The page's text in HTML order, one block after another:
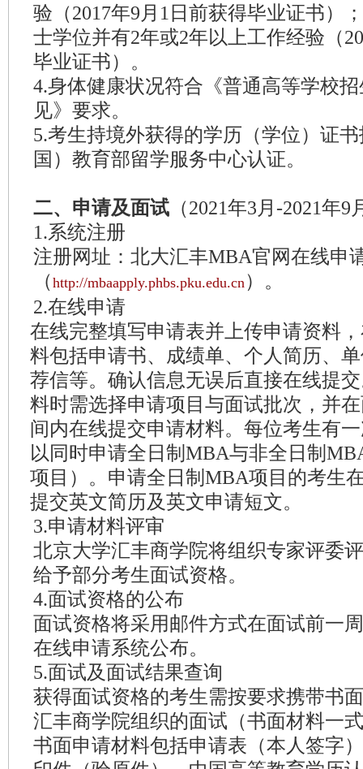
验（2017年9月1日前获得毕业证书）
士学位并有2年或2年以上工作经验（
毕业证书）。
4.身体健康状况符合《普通高等学校
见》要求。
5.考生持境外获得的学历（学位）证
国）教育部留学服务中心认证。
二、申请及面试 （2021年3月-2021年9
1.系统注册
注册网址：北大汇丰MBA官网在线申
（http://mbaapply.phbs.pku.edu.cn ）。
2.在线申请
在线完整填写申请表并上传申请资料
料包括申请书、成绩单、个人简历、
荐信等。确认信息无误后直接在线提
料时需选择申请项目与面试批次，并
间内在线提交申请材料。每位考生有
以同时申请全日制MBA与非全日制
项目）。申请全日制MBA项目的考生
提交英文简历及英文申请短文。
3.申请材料评审
北京大学汇丰商学院将组织专家评委
给予部分考生面试资格。
4.面试资格的公布
面试资格将采用邮件方式在面试前一
在线申请系统公布。
5.面试及面试结果查询
获得面试资格的考生需按要求携带书
汇丰商学院组织的面试（书面材料一
书面申请材料包括申请表（本人签字